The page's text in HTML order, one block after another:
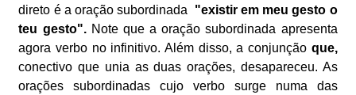
direto é a oração subordinada "existir em meu gesto o
teu gesto". Note que a oração subordinada apresenta
agora verbo no infinitivo. Além disso, a conjunção que,
conectivo que unia as duas orações, desapareceu. As
orações subordinadas cujo verbo surge numa das